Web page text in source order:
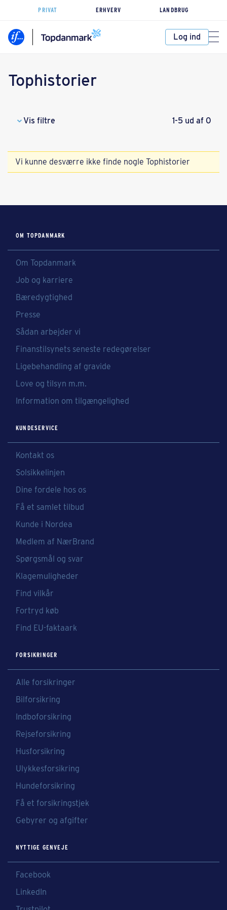
PRIVAT ERHVERV LANDBRUG
Log ind
Tophistorier
Vis filtre 1-5 ud af 0
Vi kunne desværre ikke finde nogle Tophistorier
OM TOPDANMARK
Om Topdanmark
Job og karriere
Bæredygtighed
Presse
Sådan arbejder vi
Finanstilsynets seneste redegørelser
Ligebehandling af gravide
Love og tilsyn m.m.
Information om tilgængelighed
KUNDESERVICE
Kontakt os
Solsikkelinjen
Dine fordele hos os
Få et samlet tilbud
Kunde i Nordea
Medlem af NærBrand
Spørgsmål og svar
Klagemuligheder
Find vilkår
Fortryd køb
Find EU-faktaark
FORSIKRINGER
Alle forsikringer
Bilforsikring
Indboforsikring
Rejseforsikring
Husforsikring
Ulykkesforsikring
Hundeforsikring
Få et forsikringstjek
Gebyrer og afgifter
NYTTIGE GENVEJE
Facebook
LinkedIn